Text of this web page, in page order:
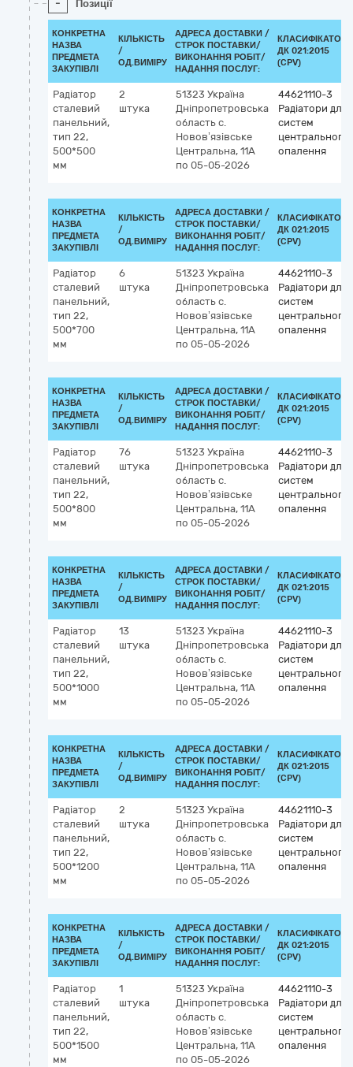
- Позиції
КОНКРЕТНА
НАЗВА
ПРЕДМЕТА
ЗАКУПІВЛІ
КІЛЬКІСТЬ
/
ОД.ВИМІРУ
АДРЕСА ДОСТАВКИ /
СТРОК ПОСТАВКИ/
ВИКОНАННЯ РОБІТ/
НАДАННЯ ПОСЛУГ:
КЛАСИФІКАТОР
ДК 021:2015
(CPV)
Радіатор
сталевий
панельний,
тип 22,
500*500
мм
2
штука
51323 Україна
Дніпропетровська
область c.
Новов’язівське
Центральна, 11А
по 05-05-2026
44621110-3
Радіатори для
систем
центрального
опалення
КОНКРЕТНА
НАЗВА
ПРЕДМЕТА
ЗАКУПІВЛІ
КІЛЬКІСТЬ
/
ОД.ВИМІРУ
АДРЕСА ДОСТАВКИ /
СТРОК ПОСТАВКИ/
ВИКОНАННЯ РОБІТ/
НАДАННЯ ПОСЛУГ:
КЛАСИФІКАТОР
ДК 021:2015
(CPV)
Радіатор
сталевий
панельний,
тип 22,
500*700
мм
6
штука
51323 Україна
Дніпропетровська
область c.
Новов’язівське
Центральна, 11А
по 05-05-2026
44621110-3
Радіатори для
систем
центрального
опалення
КОНКРЕТНА
НАЗВА
ПРЕДМЕТА
ЗАКУПІВЛІ
КІЛЬКІСТЬ
/
ОД.ВИМІРУ
АДРЕСА ДОСТАВКИ /
СТРОК ПОСТАВКИ/
ВИКОНАННЯ РОБІТ/
НАДАННЯ ПОСЛУГ:
КЛАСИФІКАТОР
ДК 021:2015
(CPV)
Радіатор
сталевий
панельний,
тип 22,
500*800
мм
76
штука
51323 Україна
Дніпропетровська
область c.
Новов’язівське
Центральна, 11А
по 05-05-2026
44621110-3
Радіатори для
систем
центрального
опалення
КОНКРЕТНА
НАЗВА
ПРЕДМЕТА
ЗАКУПІВЛІ
КІЛЬКІСТЬ
/
ОД.ВИМІРУ
АДРЕСА ДОСТАВКИ /
СТРОК ПОСТАВКИ/
ВИКОНАННЯ РОБІТ/
НАДАННЯ ПОСЛУГ:
КЛАСИФІКАТОР
ДК 021:2015
(CPV)
Радіатор
сталевий
панельний,
тип 22,
500*1000
мм
13
штука
51323 Україна
Дніпропетровська
область c.
Новов’язівське
Центральна, 11А
по 05-05-2026
44621110-3
Радіатори для
систем
центрального
опалення
КОНКРЕТНА
НАЗВА
ПРЕДМЕТА
ЗАКУПІВЛІ
КІЛЬКІСТЬ
/
ОД.ВИМІРУ
АДРЕСА ДОСТАВКИ /
СТРОК ПОСТАВКИ/
ВИКОНАННЯ РОБІТ/
НАДАННЯ ПОСЛУГ:
КЛАСИФІКАТОР
ДК 021:2015
(CPV)
Радіатор
сталевий
панельний,
тип 22,
500*1200
мм
2
штука
51323 Україна
Дніпропетровська
область c.
Новов’язівське
Центральна, 11А
по 05-05-2026
44621110-3
Радіатори для
систем
центрального
опалення
КОНКРЕТНА
НАЗВА
ПРЕДМЕТА
ЗАКУПІВЛІ
КІЛЬКІСТЬ
/
ОД.ВИМІРУ
АДРЕСА ДОСТАВКИ /
СТРОК ПОСТАВКИ/
ВИКОНАННЯ РОБІТ/
НАДАННЯ ПОСЛУГ:
КЛАСИФІКАТОР
ДК 021:2015
(CPV)
Радіатор
сталевий
панельний,
тип 22,
500*1500
мм
1
штука
51323 Україна
Дніпропетровська
область c.
Новов’язівське
Центральна, 11А
по 05-05-2026
44621110-3
Радіатори для
систем
центрального
опалення